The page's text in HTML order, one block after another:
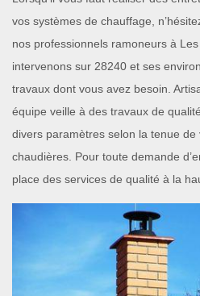
vos systèmes de chauffage,
nos professionnels ramoneurs à
intervenons sur 28240 et ses
travaux dont vous avez besoin.
équipe veille à des travaux de
divers paramètres selon la tenue
chaudières. Pour toute demande
place des services de qualité à la